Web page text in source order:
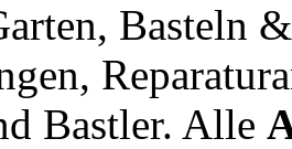
Basteln
Bastler. Alle